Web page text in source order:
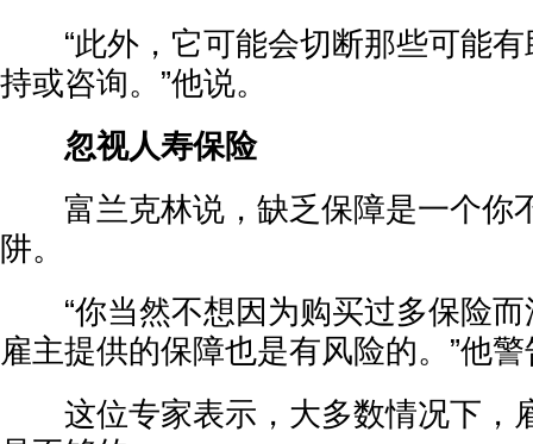
“此外，它可能会切断那些可能有
持或咨询。”他说。
忽视人寿保险
富兰克林说，缺乏保障是一个你
阱。
“你当然不想因为购买过多保险而
雇主提供的保障也是有风险的。”他
这位专家表示，大多数情况下，